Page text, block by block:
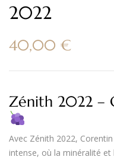
2022
40,00 €
Zénith 2022 –
Avec Zénith 2022,
intense, où la minéralité et